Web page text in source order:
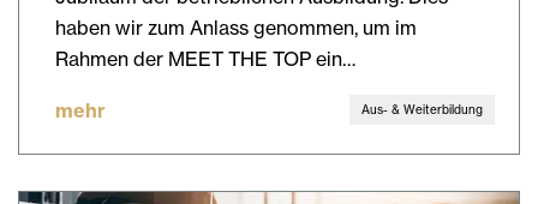
haben wir zum Anlass genommen, um im
Rahmen der MEET THE TOP ein…
mehr Aus- & Weiterbildung